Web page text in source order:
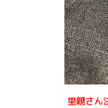
里親さん